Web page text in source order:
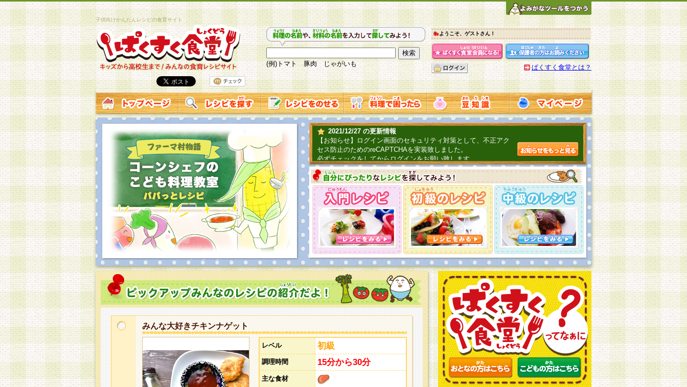
子供向けかんたんレシピの食育サイト
(例)トマト 豚肉 じゃがいも
ようこそ、ゲストさん！
ぱくすく食堂とは？
2021/12/27 の更新情報
【お知らせ】ログイン画面のセキュリティ対策として、不正アク
セス防止のためのreCAPTCHAを実装致しました。
必ずチェックをしてからログインをお願い致します。
2019/06/04 の更新情報
ファーマ村からコーンシェフが簡単レシピを紹介するよ！こちら
2018/07/01 の更新情報
チャレンジ企画第三弾！お母さん、お父さんへ日頃の感謝をこめ
てごはんを作ろう！は終了致しました。たくさんの投稿、ありが
とうございました。次回企画もお楽しみに！
みんな大好きチキンナゲット
レベル 初級
調理時間 15分から30分
主な食材